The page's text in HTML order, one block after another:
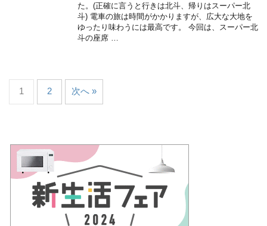
た。(正確に言うと行きは北斗、帰りはスーパー北
斗) 電車の旅は時間がかかりますが、広大な大地を
ゆったり味わうには最高です。 今回は、スーパー北
斗の座席 …
1 2 次へ »